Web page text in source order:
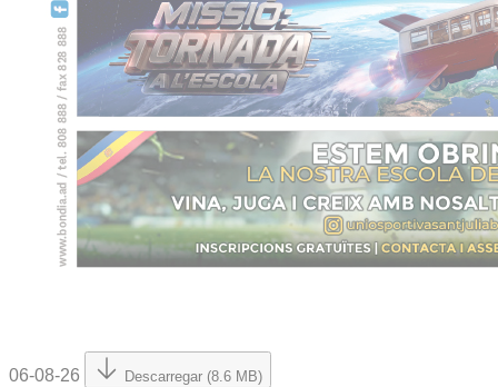
06-08-26 Descarregar (8.6 MB)